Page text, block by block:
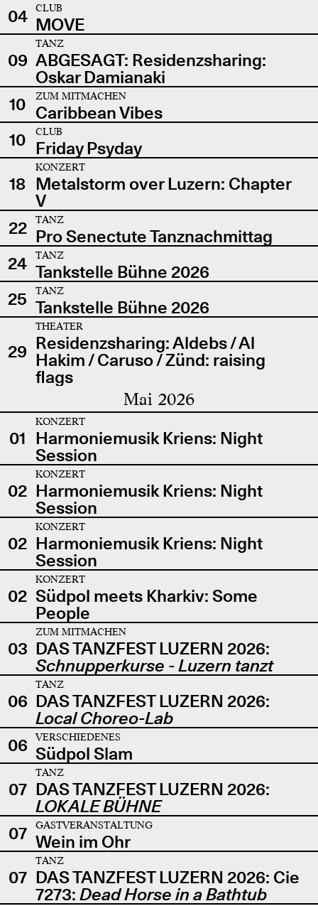
04
CLUB
MOVE
09
TANZ
ABGESAGT: Residenzsharing:
Oskar Damianaki
10
ZUM MITMACHEN
Caribbean Vibes
10
CLUB
Friday Psyday
18
KONZERT
Metalstorm over Luzern: Chapter
V
22
TANZ
Pro Senectute Tanznachmittag
24
TANZ
Tankstelle Bühne 2026
25
TANZ
Tankstelle Bühne 2026
29
THEATER
Residenzsharing: Aldebs / Al
Hakim / Caruso / Zünd: raising
flags
Mai 2026
01
KONZERT
Harmoniemusik Kriens: Night
Session
02
KONZERT
Harmoniemusik Kriens: Night
Session
02
KONZERT
Harmoniemusik Kriens: Night
Session
02
KONZERT
Südpol meets Kharkiv: Some
People
03
ZUM MITMACHEN
DAS TANZFEST LUZERN 2026:
Schnupperkurse - Luzern tanzt
06
TANZ
DAS TANZFEST LUZERN 2026:
Local Choreo-Lab
06
VERSCHIEDENES
Südpol Slam
07
TANZ
DAS TANZFEST LUZERN 2026:
LOKALE BÜHNE
07
GASTVERANSTALTUNG
Wein im Ohr
07
TANZ
DAS TANZFEST LUZERN 2026: Cie
7273: Dead Horse in a Bathtub